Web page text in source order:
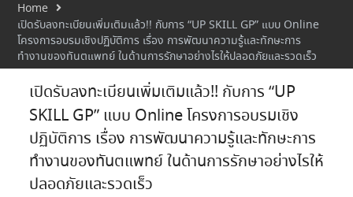
Home
เปิดรับลงทะเบียนเพิ่มเติมแล้ว!! กับการ “UP SKILL GP” แบบ Online
โครงการอบรมเชิงปฏิบัติการ เรื่อง การพัฒนาความรู้และทักษะการ
ทำงานของทันตแพทย์ ในด้านการรักษาอย่างไรให้ปลอดภัยและรวดเร็ว
เปิดรับลงทะเบียนเพิ่มเติมแล้ว!! กับการ “UP
SKILL GP” แบบ Online โครงการอบรมเชิง
ปฏิบัติการ เรื่อง การพัฒนาความรู้และทักษะการ
ทำงานของทันตแพทย์ ในด้านการรักษาอย่างไรให้
ปลอดภัยและรวดเร็ว